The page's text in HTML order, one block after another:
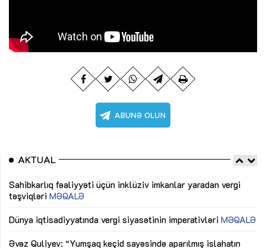
AKTUAL
Sahibkarlıq fəaliyyəti üçün inklüziv imkanlar yaradan vergi
təşviqləri MƏQALƏ
Dünya iqtisadiyyatında vergi siyasətinin imperativləri MƏQALƏ
Əvəz Quliyev: “Yumşaq keçid sayəsində aparılmış islahatın